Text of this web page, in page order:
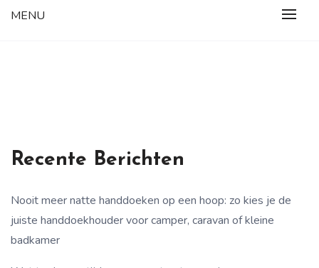
MENU
Recente Berichten
Nooit meer natte handdoeken op een hoop: zo kies je de
juiste handdoekhouder voor camper, caravan of kleine
badkamer